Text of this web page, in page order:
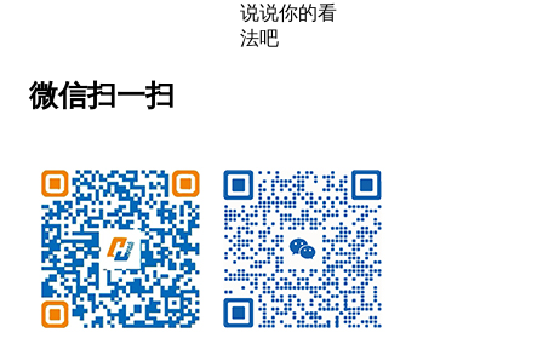
说说你的看
法吧
微信扫一扫